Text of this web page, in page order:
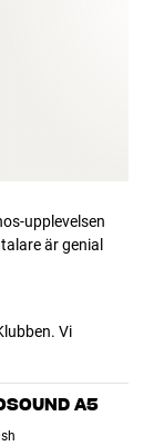
upplevelsen
är genial
Vi
A5